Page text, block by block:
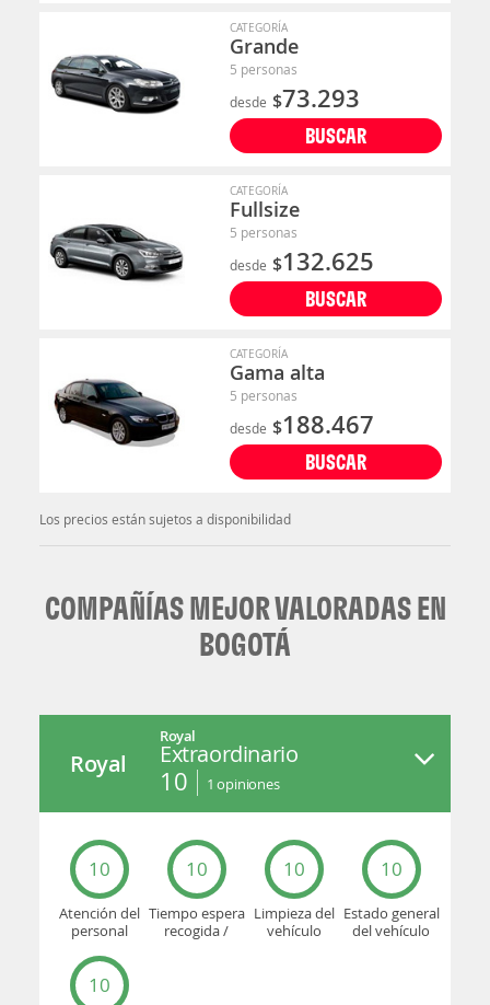
CATEGORÍA
Grande
5 personas
desde $73.293
BUSCAR
CATEGORÍA
Fullsize
5 personas
desde $132.625
BUSCAR
CATEGORÍA
Gama alta
5 personas
desde $188.467
BUSCAR
Los precios están sujetos a disponibilidad
COMPAÑÍAS MEJOR VALORADAS EN
BOGOTÁ
Royal
Royal
Extraordinario
10 1 opiniones
10
Atención del
personal
10
Tiempo espera
recogida /
10
Limpieza del
vehículo
10
Estado general
del vehículo
10